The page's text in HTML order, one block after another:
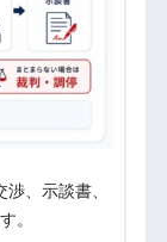
、示談書、
。